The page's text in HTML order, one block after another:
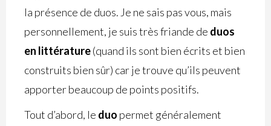
la présence de duos. Je ne sais pas vous, mais
personnellement, je suis très friande de duos
en littérature(quand ils sont bien écrits et bien
construits bien sûr) car je trouve qu’ils peuvent
apporter beaucoup de points positifs.
Tout d’abord, le duo permet généralement